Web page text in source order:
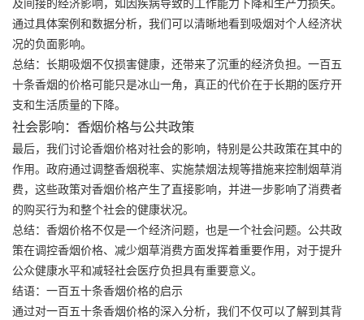
通过具体案例和数据分析，我们可以清晰地看到吸烟对个人经济状
况的负面影响。
总结：长期吸烟不仅损害健康，还带来了沉重的经济负担。一百五
十条香烟的价格可能只是冰山一角，真正的代价在于长期的医疗开
支和生活质量的下降。
社会影响：香烟价格与公共政策
最后，我们讨论香烟价格对社会的影响，特别是公共政策在其中的
作用。政府通过调整香烟税率、实施禁烟法规等措施来控制烟草消
费，这些政策对香烟价格产生了直接影响，并进一步影响了消费者
的购买行为和整个社会的健康状况。
总结：香烟价格不仅是一个经济问题，也是一个社会问题。公共政
策在调控香烟价格、减少烟草消费方面发挥着重要作用，对于提升
公众健康水平和减轻社会医疗负担具有重要意义。
结语：一百五十条香烟价格的启示
通过对一百五十条香烟价格的深入分析，我们不仅可以了解到其背